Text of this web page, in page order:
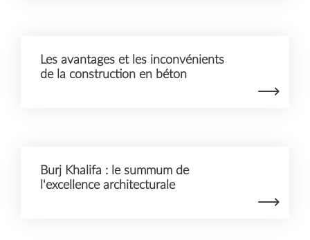
Les avantages et les inconvénients
de la construction en béton
Burj Khalifa : le summum de
l'excellence architecturale